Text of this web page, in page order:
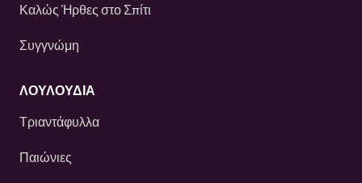
Καλώς Ήρθες στο Σπίτι
Συγγνώμη
ΛΟΥΛΟΎΔΙΑ
Τριαντάφυλλα
Παιώνιες